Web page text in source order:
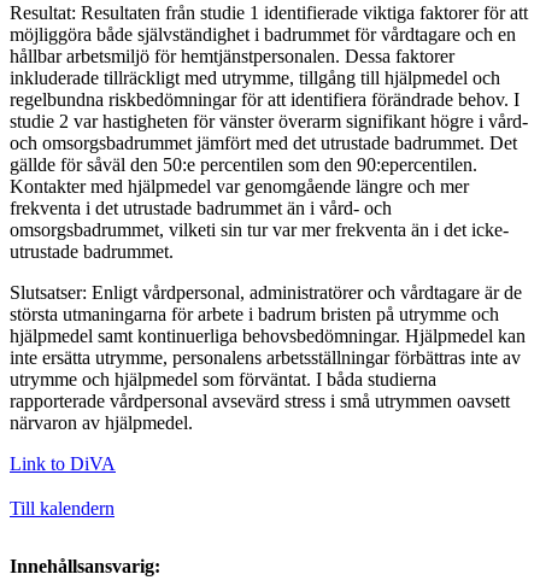
Resultat: Resultaten från studie 1 identifierade viktiga faktorer för att
möjliggöra både självständighet i badrummet för vårdtagare och en
hållbar arbetsmiljö för hemtjänstpersonalen. Dessa faktorer
inkluderade tillräckligt med utrymme, tillgång till hjälpmedel och
regelbundna riskbedömningar för att identifiera förändrade behov. I
studie 2 var hastigheten för vänster överarm signifikant högre i vård-
och omsorgsbadrummet jämfört med det utrustade badrummet. Det
gällde för såväl den 50:e percentilen som den 90:epercentilen.
Kontakter med hjälpmedel var genomgående längre och mer
frekventa i det utrustade badrummet än i vård- och
omsorgsbadrummet, vilketi sin tur var mer frekventa än i det icke-
utrustade badrummet.
Slutsatser: Enligt vårdpersonal, administratörer och vårdtagare är de
största utmaningarna för arbete i badrum bristen på utrymme och
hjälpmedel samt kontinuerliga behovsbedömningar. Hjälpmedel kan
inte ersätta utrymme, personalens arbetsställningar förbättras inte av
utrymme och hjälpmedel som förväntat. I båda studierna
rapporterade vårdpersonal avsevärd stress i små utrymmen oavsett
närvaron av hjälpmedel.
Link to DiVA
Till kalendern
Innehållsansvarig: